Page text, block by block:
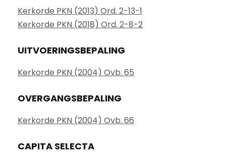
Kerkorde PKN (2013) Ord. 2-13-1
Kerkorde PKN (2018) Ord. 2-8-2
UITVOERINGSBEPALING
Kerkorde PKN (2004) Ovb. 65
OVERGANGSBEPALING
Kerkorde PKN (2004) Ovb. 66
CAPITA SELECTA